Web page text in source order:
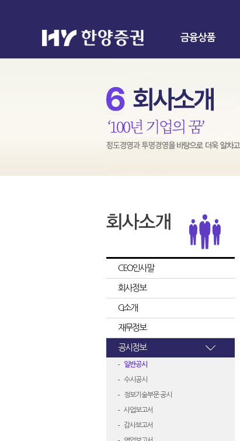
금융상품
CEO인사말
회사정보
CI소개
재무정보
공시정보
일반공시
수시공시
정보기술부문 공시
사업보고서
감사보고서